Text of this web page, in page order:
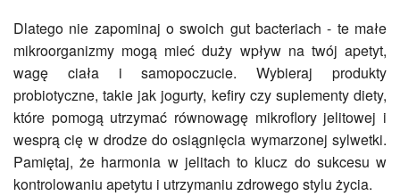
Dlatego nie zapominaj o swoich gut bacteriach - te małe
mikroorganizmy mogą mieć duży wpływ na twój apetyt,
wagę ciała i samopoczucie. Wybieraj produkty
probiotyczne, takie jak jogurty, kefiry czy suplementy diety,
które pomogą utrzymać równowagę mikroflory jelitowej i
wesprą cię w drodze do osiągnięcia wymarzonej sylwetki.
Pamiętaj, że harmonia w jelitach to klucz do sukcesu w
kontrolowaniu apetytu i utrzymaniu zdrowego stylu życia.